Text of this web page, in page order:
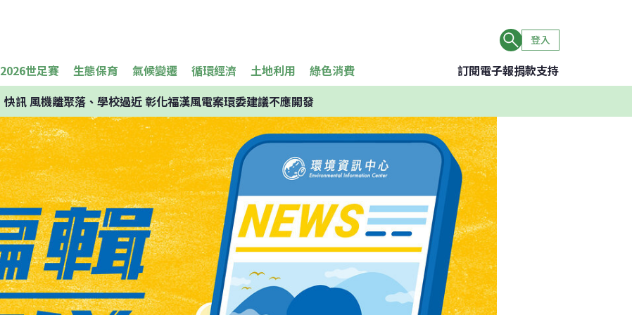
登入
2026世足賽 生態保育 氣候變遷 循環經濟 土地利用 綠色消費 訂閱電子報捐款支持
快訊風機離聚落、學校過近 彰化福漢風電案環委建議不應開發